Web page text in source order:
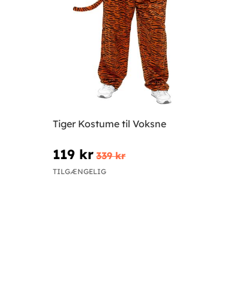
Tiger Kostume til Voksne
119 kr 339 kr
TILGÆNGELIG